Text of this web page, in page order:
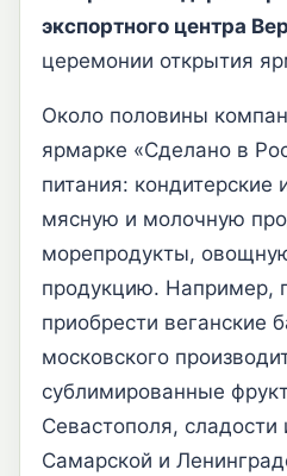
экспортного центра
церемонии открытия
Около половины
ярмарке «Сделано в
питания: кондитерские
мясную и молочную
морепродукты,
продукцию. Например,
приобрести веганские
московского
сублимированные
Севастополя, сладости
Самарской и